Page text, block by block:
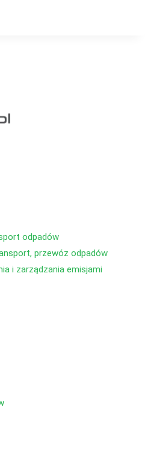
odpadów
przewóz odpadów
i zarządzania emisjami